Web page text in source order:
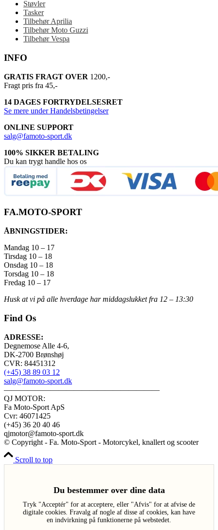
Støvler
Tasker
Tilbehør Aprilia
Tilbehør Moto Guzzi
Tilbehør Vespa
INFO
GRATIS FRAGT OVER 1200,-
Fragt pris fra 45,-
14 DAGES FORTRYDELSESRET
Se mere under Handelsbetingelser
ONLINE SUPPORT
salg@famoto-sport.dk
100% SIKKER BETALING
Du kan trygt handle hos os
FA.MOTO-SPORT
ÅBNINGSTIDER:
Mandag 10 – 17
Tirsdag 10 – 18
Onsdag 10 – 18
Torsdag 10 – 18
Fredag 10 – 17
Husk at vi på alle hverdage har middagslukket fra 12 – 13:30
Find Os
ADRESSE:
Degnemose Alle 4-6,
DK-2700 Brønshøj
CVR: 84451312
(+45) 38 89 03 12
salg@famoto-sport.dk
————————————————————
QJ MOTOR:
Fa Moto-Sport ApS
Cvr: 46071425
(+45) 36 20 40 46
qjmotor@famoto-sport.dk
© Copyright - Fa. Moto-Sport - Motorcykel, knallert og scooter
Scroll to top
Du bestemmer over dine data
Tryk "Acceptér" for at acceptere, eller "Afvis" for at afvise de
digitale cookies. Fravalg af nogle af disse af cookies, kan have
en indvirkning på funktionerne på webstedet.